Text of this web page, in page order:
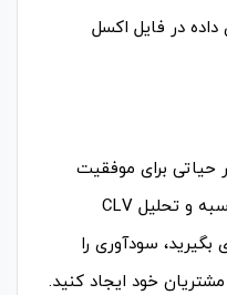
در فایل اکسل
برای موفقیت
بلندمدت رستوران‌هاست. با محاسبه و تحلیل CLV
سودآوری را
خود ایجاد کنید.